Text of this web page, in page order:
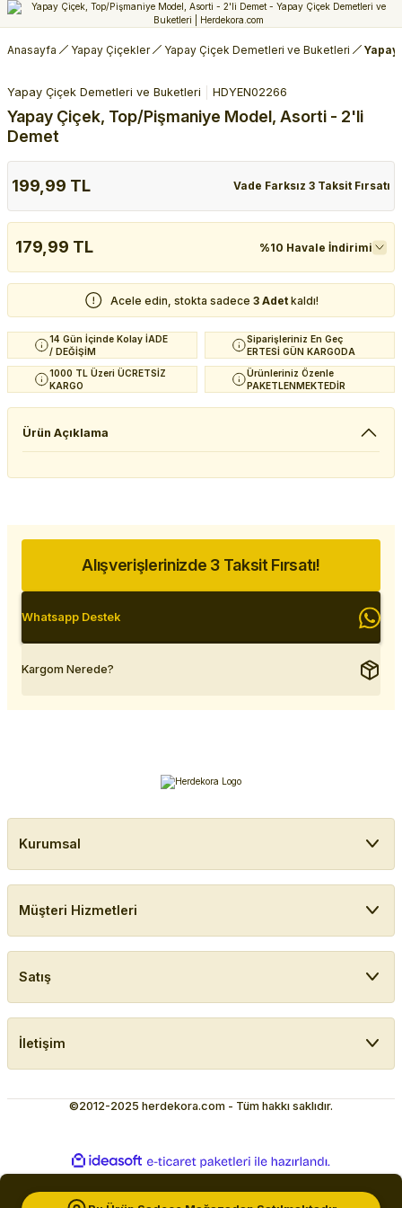
Anasayfa Yapay Çiçekler Yapay Çiçek Demetleri ve Buketleri
Yapay Çiçek Demetleri ve Buketleri HDYEN02266
Yapay Çiçek, Top/Pişmaniye Model, Asorti - 2'li
Demet
199,99 TL Vade Farksız 3 Taksit Fırsatı
179,99 TL %10 Havale İndirimi
Acele edin, stokta sadece 3 Adet kaldı!
14 Gün İçinde Kolay İADE
/ DEĞİŞİM
Siparişleriniz En Geç
ERTESİ GÜN KARGODA
1000 TL Üzeri ÜCRETSİZ
KARGO
Ürünleriniz Özenle
PAKETLENMEKTEDİR
Ürün Açıklama
Alışverişlerinizde 3 Taksit Fırsatı!
Whatsapp Destek
Kargom Nerede?
Kurumsal
Müşteri Hizmetleri
Satış
İletişim
©2012-2025 herdekora.com - Tüm hakkı saklıdır.
ideasoft
e-
ticaret
hazırlandı.